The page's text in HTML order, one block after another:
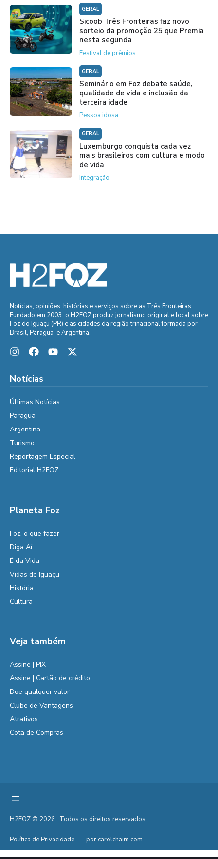
GERAL
Sicoob Três Fronteiras faz novo
sorteio da promoção 25 que Premia
nesta segunda
Festival de prêmios
GERAL
Seminário em Foz debate saúde,
qualidade de vida e inclusão da
terceira idade
Pessoa idosa
GERAL
Luxemburgo conquista cada vez
mais brasileiros com cultura e modo
de vida
Integração
Notícias, opiniões, histórias e serviços sobre as Três Fronteiras.
Fundado em 2003, o H2FOZ produz jornalismo original e local sobre
Foz do Iguaçu (PR) e as cidades da região trinacional formada por
Brasil, Paraguai e Argentina.
Notícias
Últimas Notícias
Paraguai
Argentina
Turismo
Reportagem Especial
Editorial H2FOZ
Planeta Foz
Foz, o que fazer
Diga Aí
É da Vida
Vidas do Iguaçu
História
Cultura
Veja também
Assine | PIX
Assine | Cartão de crédito
Doe qualquer valor
Clube de Vantagens
Atrativos
Cota de Compras
H2FOZ © 2026 . Todos os direitos reservados
Política de Privacidade por carolchaim.com